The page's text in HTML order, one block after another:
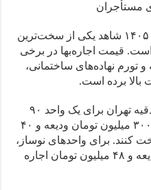
مستأجران
بازار مسکن تهران در اردیبهشت ۱۴۰۵ شاهد یکی از سخت‌ترین
قیمت اجاره‌بها در برخی
یافته و تورم نهاده‌های ساختمانی،
برده است.
مستأجران در مناطقی مانند صادقیه تهران برای یک واحد ۹۰
متری با سال ساخت ۱۳۹۰، باید ۳۰۰ میلیون تومان ودیعه و ۴۰
کنند. برای واحدهای نوساز،
این ارقام به یک میلیارد تومان ودیعه و ۴۸ میلیون تومان اجاره